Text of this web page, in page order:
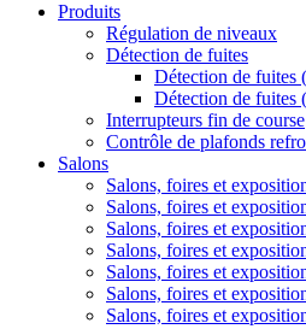
Produits
Régulation de niveaux
Détection de fuites
Détection de fuites
Détection de fuites
Interrupteurs fin de course
Contrôle de plafonds
Salons
Salons, foires et
Salons, foires et
Salons, foires et
Salons, foires et
Salons, foires et
Salons, foires et
Salons, foires et